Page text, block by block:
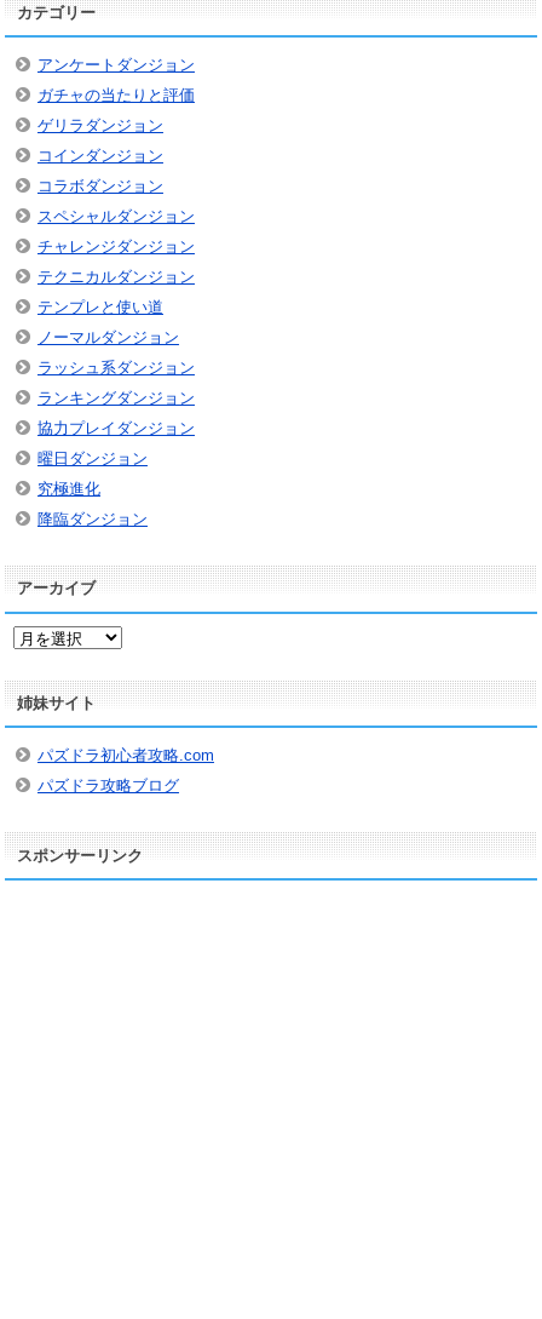
カテゴリー
アンケートダンジョン
ガチャの当たりと評価
ゲリラダンジョン
コインダンジョン
コラボダンジョン
スペシャルダンジョン
チャレンジダンジョン
テクニカルダンジョン
テンプレと使い道
ノーマルダンジョン
ラッシュ系ダンジョン
ランキングダンジョン
協力プレイダンジョン
曜日ダンジョン
究極進化
降臨ダンジョン
アーカイブ
ア
カ
イ
ブ
姉妹サイト
パズドラ初心者攻略.com
パズドラ攻略ブログ
スポンサーリンク